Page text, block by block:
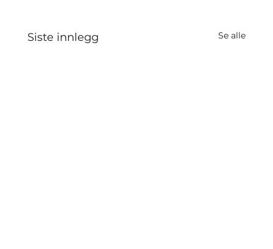
Siste innlegg Se alle